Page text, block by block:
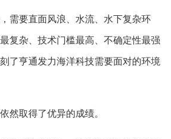
需要直面风浪、水流、水下复杂环
复杂、技术门槛最高、不确定性最强
了亨通发力海洋科技需要面对的环境
然取得了优异的成绩。